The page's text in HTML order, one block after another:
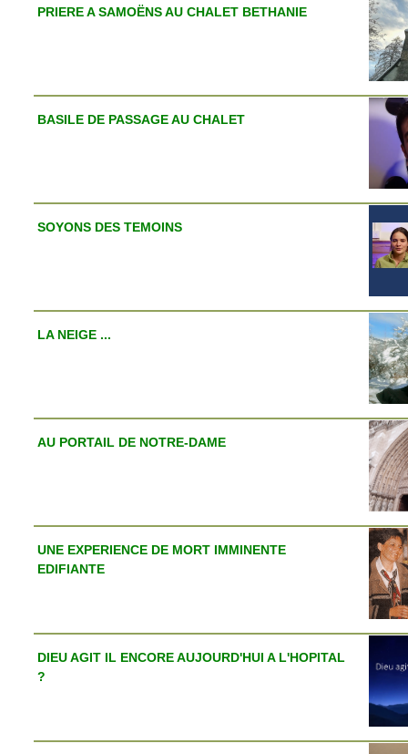
PRIERE A SAMOËNS AU CHALET BETHANIE
BASILE DE PASSAGE AU CHALET
SOYONS DES TEMOINS
LA NEIGE ...
AU PORTAIL DE NOTRE-DAME
UNE EXPERIENCE DE MORT IMMINENTE
EDIFIANTE
DIEU AGIT IL ENCORE AUJOURD'HUI A L'HOPITAL
?